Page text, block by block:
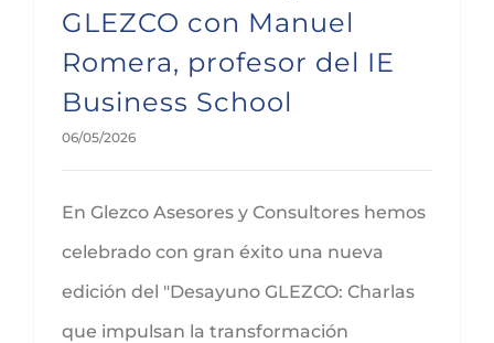
GLEZCO con Manuel
Romera, profesor del IE
Business School
06/05/2026
En Glezco Asesores y Consultores hemos
celebrado con gran éxito una nueva
edición del "Desayuno GLEZCO: Charlas
que impulsan la transformación